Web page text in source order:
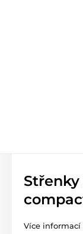
Střenky
Více informací